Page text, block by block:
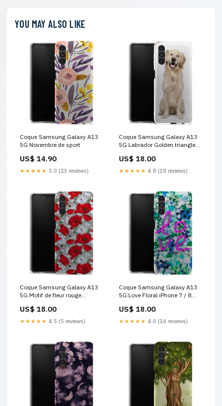
YOU MAY ALSO LIKE
Coque Samsung Galaxy A13
5G Novembre de sport
US$ 14.90
★★★★★ 5.0 (23 reviews)
Coque Samsung Galaxy A13
5G Labrador Golden triangle
marbre argent
US$ 18.00
★★★★★ 4.8 (18 reviews)
Coque Samsung Galaxy A13
5G Motif de fleur rouge
US$ 18.00
★★★★★ 4.5 (5 reviews)
Coque Samsung Galaxy A13
5G Love Floral iPhone 7 / 8
US$ 18.00
★★★★★ 4.0 (16 reviews)